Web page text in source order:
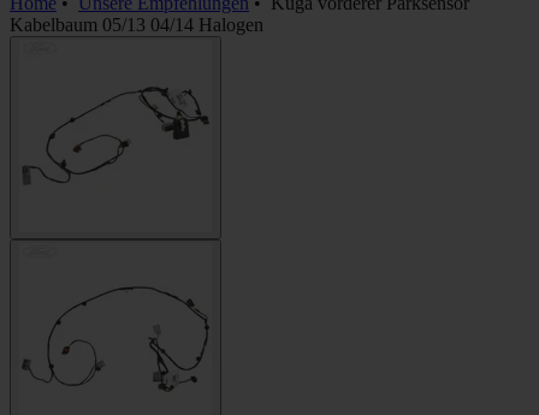
Kabelbaum 05/13 04/14 Halogen